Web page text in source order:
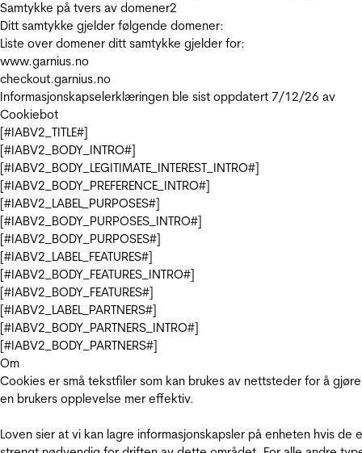
Samtykke på tvers av domener2
Ditt samtykke gjelder følgende domener:
Liste over domener ditt samtykke gjelder for:
www.garnius.no
checkout.garnius.no
Informasjonskapselerklæringen ble sist oppdatert 7/12/26 av
Cookiebot
[#IABV2_TITLE#]
[#IABV2_BODY_INTRO#]
[#IABV2_BODY_LEGITIMATE_INTEREST_INTRO#]
[#IABV2_BODY_PREFERENCE_INTRO#]
[#IABV2_LABEL_PURPOSES#]
[#IABV2_BODY_PURPOSES_INTRO#]
[#IABV2_BODY_PURPOSES#]
[#IABV2_LABEL_FEATURES#]
[#IABV2_BODY_FEATURES_INTRO#]
[#IABV2_BODY_FEATURES#]
[#IABV2_LABEL_PARTNERS#]
[#IABV2_BODY_PARTNERS_INTRO#]
[#IABV2_BODY_PARTNERS#]
Om
Cookies er små tekstfiler som kan brukes av nettsteder for å gjøre
en brukers opplevelse mer effektiv.
Loven sier at vi kan lagre informasjonskapsler på enheten hvis de